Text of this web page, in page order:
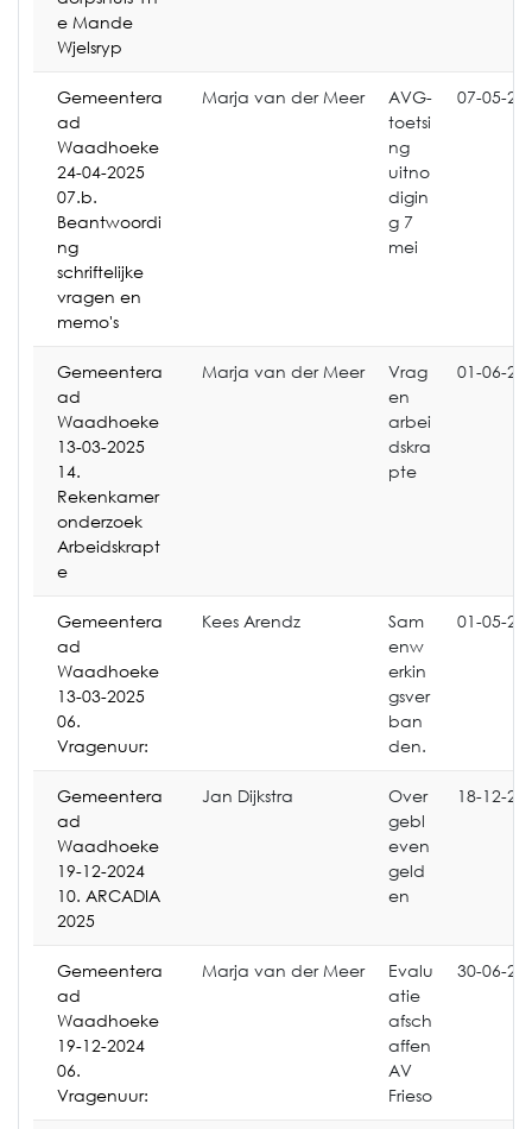
e Mande
Wjelsryp
Gemeentera
ad
Waadhoeke
24-04-2025
07.b.
Beantwoordi
ng
schriftelijke
vragen en
memo's
Marja van der Meer
AVG-
toetsi
ng
uitno
digin
g 7
mei
07-05-
Gemeentera
ad
Waadhoeke
13-03-2025
14.
Rekenkamer
onderzoek
Arbeidskrapt
e
Marja van der Meer
Vrag
en
arbei
dskra
pte
01-06-
Gemeentera
ad
Waadhoeke
13-03-2025
06.
Vragenuur:
Kees Arendz
Sam
enw
erkin
gsver
ban
den.
01-05-
Gemeentera
ad
Waadhoeke
19-12-2024
10. ARCADIA
2025
Jan Dijkstra
Over
gebl
even
geld
en
18-12-
Gemeentera
ad
Waadhoeke
19-12-2024
06.
Vragenuur:
Marja van der Meer
Evalu
atie
afsch
affen
AV
Frieso
30-06-